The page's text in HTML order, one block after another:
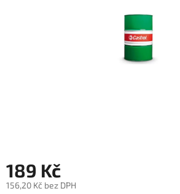
189 Kč
156,20 Kč bez DPH